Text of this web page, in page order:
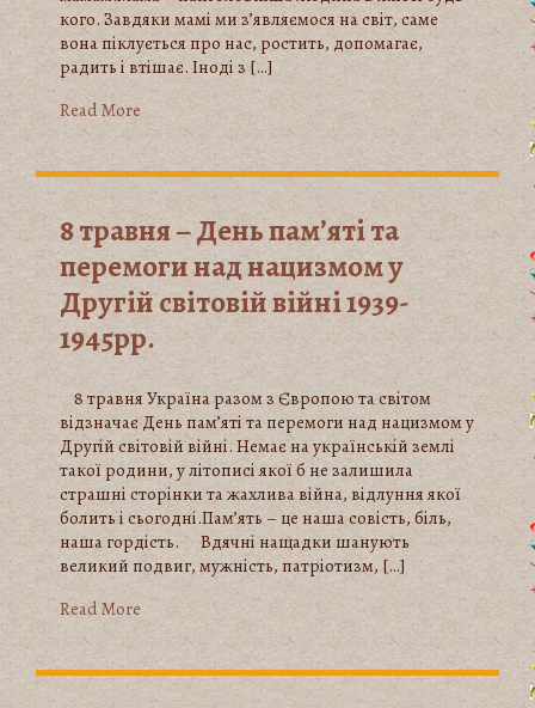
кого. Завдяки мамі ми з’являємося на світ, саме
вона піклується про нас, ростить, допомагає,
радить і втішає. Іноді з […]
Read More
8 травня – День пам’яті та
перемоги над нацизмом у
Другій світовій війні 1939-
1945рр.
8 травня Україна разом з Європою та світом
відзначає День пам’яті та перемоги над нацизмом у
Другій світовій війні. Немає на українській землі
такої родини, у літописі якої б не залишила
страшні сторінки та жахлива війна, відлуння якої
болить і сьогодні.Пам’ять – це наша совість, біль,
наша гордість. Вдячні нащадки шанують
великий подвиг, мужність, патріотизм, […]
Read More